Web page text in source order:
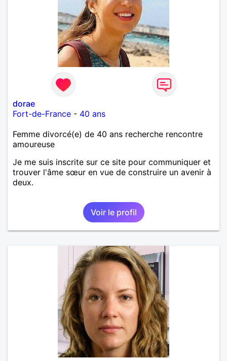
dorae
Fort-de-France - 40 ans
Femme divorcé(e) de 40 ans recherche rencontre
amoureuse
Je me suis inscrite sur ce site pour communiquer et
trouver l'âme sœur en vue de construire un avenir à
deux.
Voir le profil